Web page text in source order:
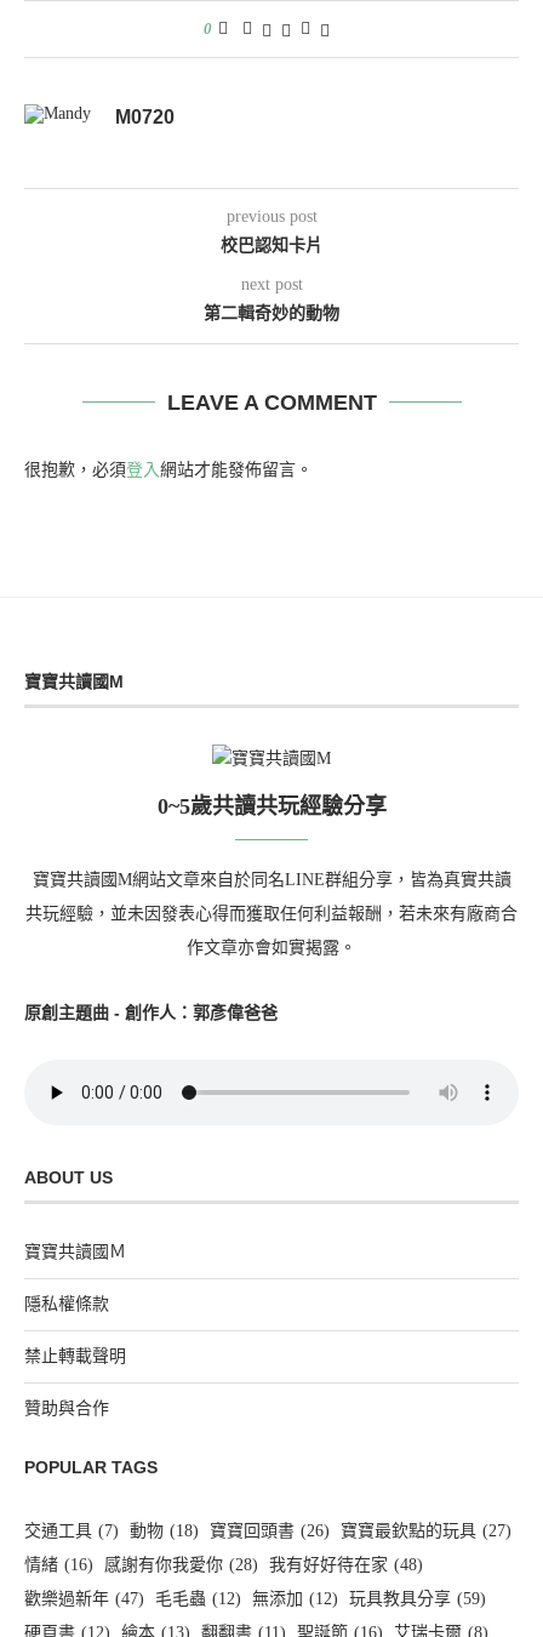
0
M0720
previous post
校巴認知卡片
next post
第二輯奇妙的動物
LEAVE A COMMENT
很抱歉，必須登入 網站才能發佈留言。
寶寶共讀國M
0~5歲共讀共玩經驗分享
寶寶共讀國M網站文章來自於同名LINE群組分享，皆為真實共讀
共玩經驗，並未因發表心得而獲取任何利益報酬，若未來有廠商合
作文章亦會如實揭露。
原創主題曲 - 創作人：郭彥偉爸爸
ABOUT US
寶寶共讀國Ｍ
隱私權條款
禁止轉載聲明
贊助與合作
POPULAR TAGS
交通工具 (7) 動物 (18) 寶寶回頭書 (26) 寶寶最欽點的玩具 (27)
情緒 (16) 感謝有你我愛你 (28) 我有好好待在家 (48)
歡樂過新年 (47) 毛毛蟲 (12) 無添加 (12) 玩具教具分享 (59)
硬頁書 (12) 繪本 (13) 翻翻書 (11) 聖誕節 (16) 艾瑞卡爾 (8)